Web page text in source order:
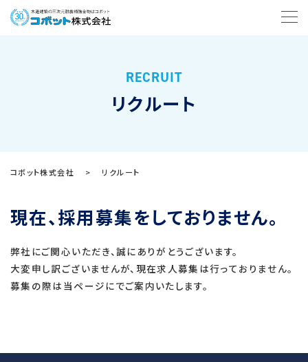
RECRUIT
リクルート
コボット株式会社 > リクルート
現在、採用募集をしておりません。
弊社にご関心いただき、誠にありがとうございます。
大変申し訳ございませんが、現在求人募集は行っておりません。
募集の際は当ページにでご案内いたします。